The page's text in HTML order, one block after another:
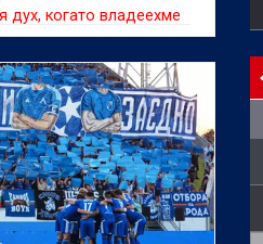
дух, когато владеехме
се защитавахме.“